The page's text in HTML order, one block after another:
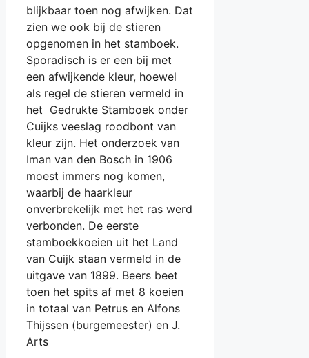
blijkbaar toen nog afwijken. Dat
zien we ook bij de stieren
opgenomen in het stamboek.
Sporadisch is er een bij met
een afwijkende kleur, hoewel
als regel de stieren vermeld in
het Gedrukte Stamboek onder
Cuijks veeslag roodbont van
kleur zijn. Het onderzoek van
Iman van den Bosch in 1906
moest immers nog komen,
waarbij de haarkleur
onverbrekelijk met het ras werd
verbonden. De eerste
stamboekkoeien uit het Land
van Cuijk staan vermeld in de
uitgave van 1899. Beers beet
toen het spits af met 8 koeien
in totaal van Petrus en Alfons
Thijssen (burgemeester) en J.
Arts